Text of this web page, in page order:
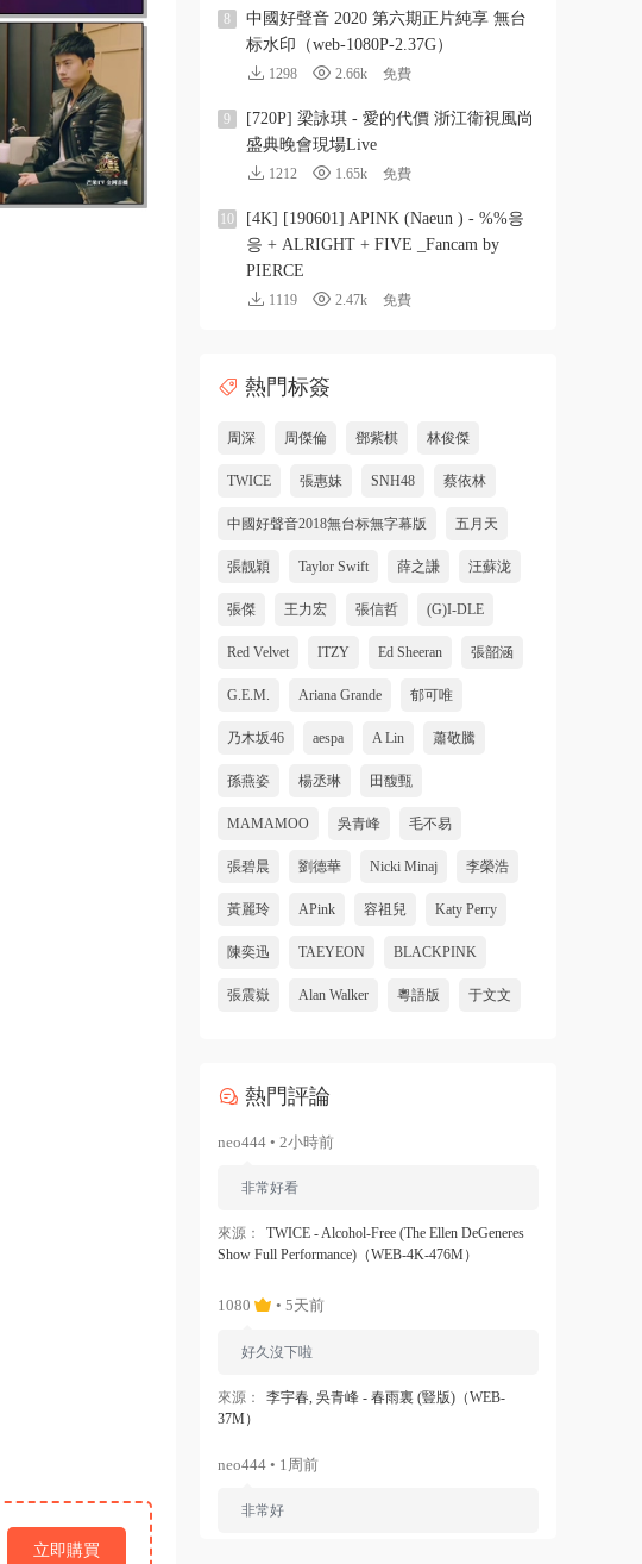
立即購買
8
中國好聲音 2020 第六期正片純享 無台
标水印（web-1080P-2.37G）
1298 2.66k 免費
9
[720P] 梁詠琪 - 愛的代價 浙江衛視風尚
盛典晚會現場Live
1212 1.65k 免費
10
[4K] [190601] APINK (Naeun ) - %%응
응 + ALRIGHT + FIVE _Fancam by
PIERCE
1119 2.47k 免費
熱門标簽
周深 周傑倫 鄧紫棋 林俊傑
TWICE 張惠妹 SNH48 蔡依林
中國好聲音2018無台标無字幕版 五月天
張靓穎 Taylor Swift 薛之謙 汪蘇泷
張傑 王力宏 張信哲 (G)I-DLE
Red Velvet ITZY Ed Sheeran 張韶涵
G.E.M. Ariana Grande 郁可唯
乃木坂46 aespa A Lin 蕭敬騰
孫燕姿 楊丞琳 田馥甄
MAMAMOO 吳青峰 毛不易
張碧晨 劉德華 Nicki Minaj 李榮浩
黃麗玲 APink 容祖兒 Katy Perry
陳奕迅 TAEYEON BLACKPINK
張震嶽 Alan Walker 粵語版 于文文
熱門評論
neo444 • 2小時前
非常好看
來源：
TWICE - Alcohol-Free (The Ellen DeGeneres
Show Full Performance)（WEB-4K-476M）
1080 • 5天前
好久沒下啦
來源：
李宇春, 吳青峰 - 春雨裏 (豎版)（WEB-
37M）
neo444 • 1周前
非常好